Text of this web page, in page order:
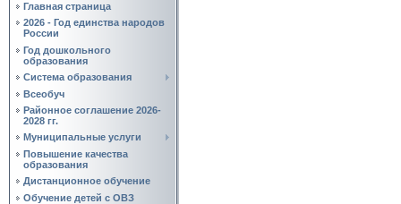
Главная страница
2026 - Год единства народов
России
Год дошкольного
образования
Система образования
Всеобуч
Районное соглашение 2026-
2028 гг.
Муниципальные услуги
Повышение качества
образования
Дистанционное обучение
Обучение детей с ОВЗ